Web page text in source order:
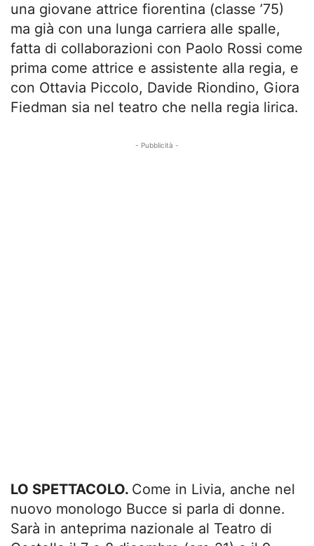
una giovane attrice fiorentina (classe ’75)
ma già con una lunga carriera alle spalle,
fatta di collaborazioni con Paolo Rossi come
prima come attrice e assistente alla regia, e
con Ottavia Piccolo, Davide Riondino, Giora
Fiedman sia nel teatro che nella regia lirica.
- Pubblicità -
LO SPETTACOLO. Come in Livia, anche nel
nuovo monologo Bucce si parla di donne.
Sarà in anteprima nazionale al Teatro di